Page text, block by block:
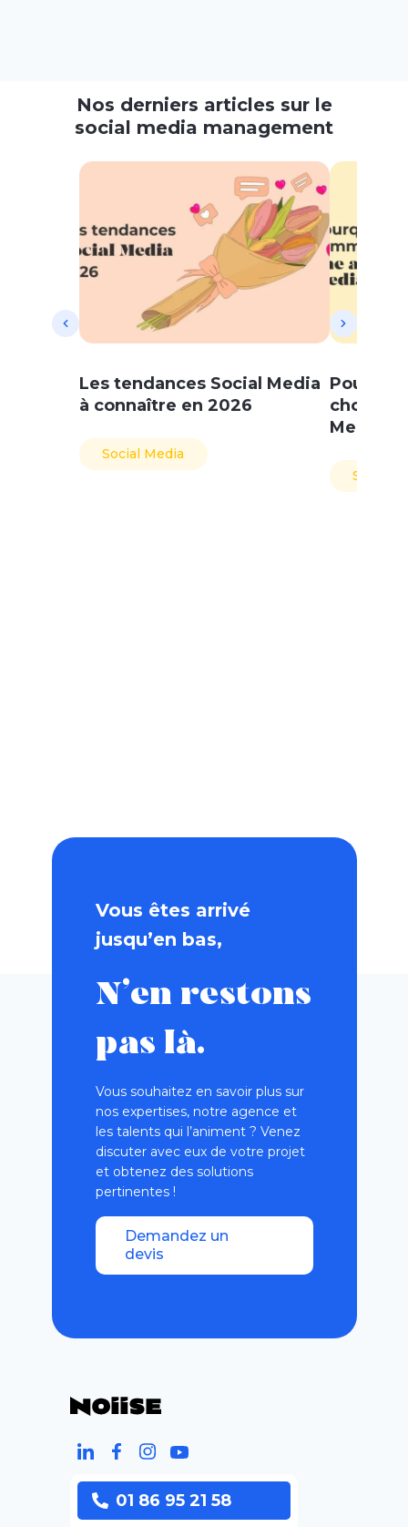
Nos derniers articles sur le
social media management
Les tendances Social Media
à connaître en 2026
Social Media
choisir
Media ?
Social
Vous êtes arrivé
jusqu’en bas,
N’en restons
pas là.
Vous souhaitez en savoir plus sur
nos expertises, notre agence et
les talents qui l’animent ? Venez
discuter avec eux de votre projet
et obtenez des solutions
pertinentes !
Demandez un
devis
01 86 95 21 58